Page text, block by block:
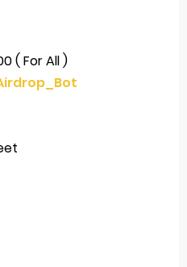
( For All )